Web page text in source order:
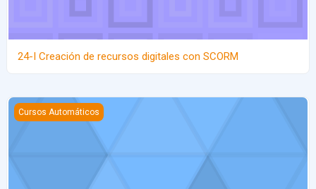
24-I Creación de recursos digitales con SCORM
24-I Recursos digitales y curación de contenidos en la red
Cursos Automáticos